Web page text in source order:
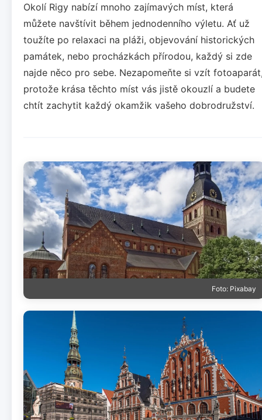
Okolí Rigy nabízí mnoho zajímavých míst, která
můžete navštívit během jednodenního výletu. Ať už
toužíte po relaxaci na pláži, objevování historických
památek, nebo procházkách přírodou, každý si zde
najde něco pro sebe. Nezapomeňte si vzít
protože krása těchto míst vás jistě okouzlí a budete
chtít zachytit každý okamžik vašeho dobrodružství.
Foto: Pixabay